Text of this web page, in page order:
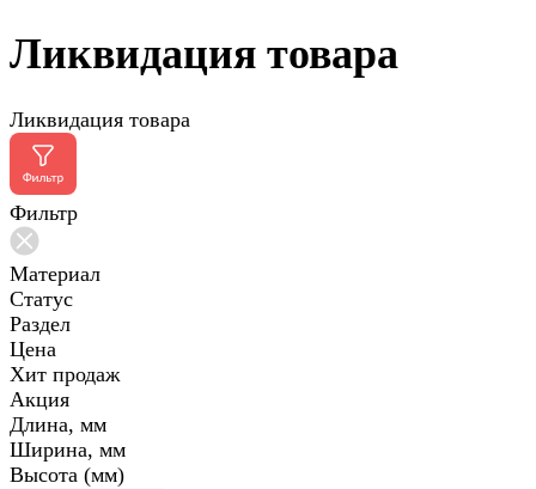
Ликвидация товара
Ликвидация товара
Фильтр
Материал
Статус
Раздел
Цена
Хит продаж
Акция
Длина, мм
Ширина, мм
Высота (мм)